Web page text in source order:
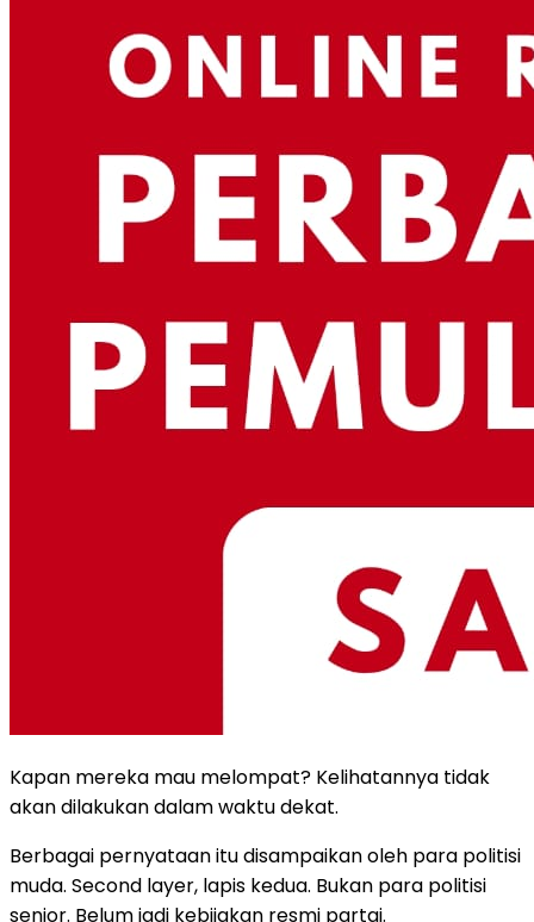
Kapan mereka mau melompat? Kelihatannya tidak
akan dilakukan dalam waktu dekat.
Berbagai pernyataan itu disampaikan oleh para politisi
muda. Second layer, lapis kedua. Bukan para politisi
senior. Belum jadi kebijakan resmi partai.